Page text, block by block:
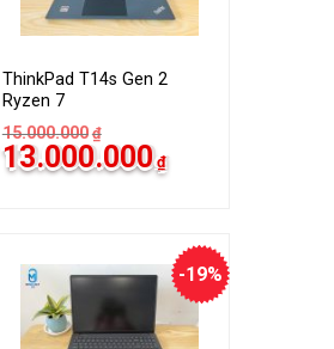
ThinkPad T14s Gen 2
Ryzen 7
15.000.000 ₫
13.000.000 ₫
-19%